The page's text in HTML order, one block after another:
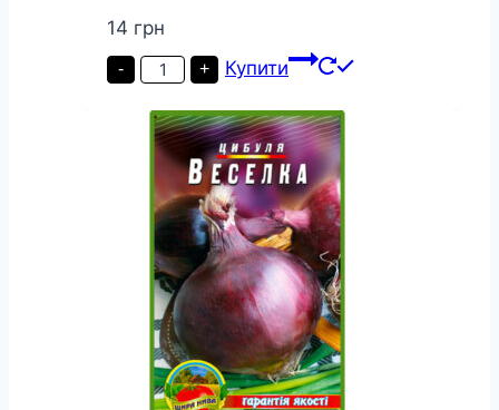
14 грн
-
Цибуля
Ялтинська
2
грама
кількість
+ Купити